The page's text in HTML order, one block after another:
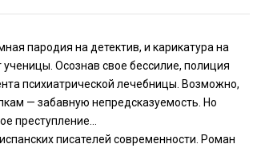
пародия на детектив, и карикатура на
Осознав свое бессилие, полиция
психиатрической ле­чебницы. Возможно,
— забавную непредсказуемость. Но
преступление...
писателей современности. Роман